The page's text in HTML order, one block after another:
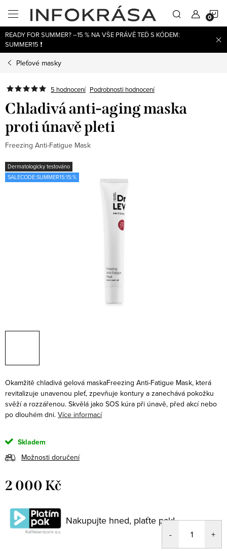
obsah
READY FOR SUMMER? –15 % NA VŠE PRÁVĚ TEĎ S KÓDEM:
SUMMER15 ❗
Pleťové masky
5 hodnocení Podrobnosti hodnocení
Chladivá anti-aging maska
proti únavě pleti
Freezing Anti-Fatigue Mask
Dermatologicky testováno
SALECODE:SUMMER15:15:%
Okamžitě chladivá gelová maskaFreezing Anti-Fatigue Mask, která
revitalizuje unavenou pleť, zpevňuje kontury a zanechává pokožku
svěží a rozzářenou. Skvělá jako SOS kúra při únavě, před akcí nebo
po dlouhém dni. Více informací
Skladem
Možnosti doručení
2 000 Kč
cena:
Nakupujte hned, plaťte pak!